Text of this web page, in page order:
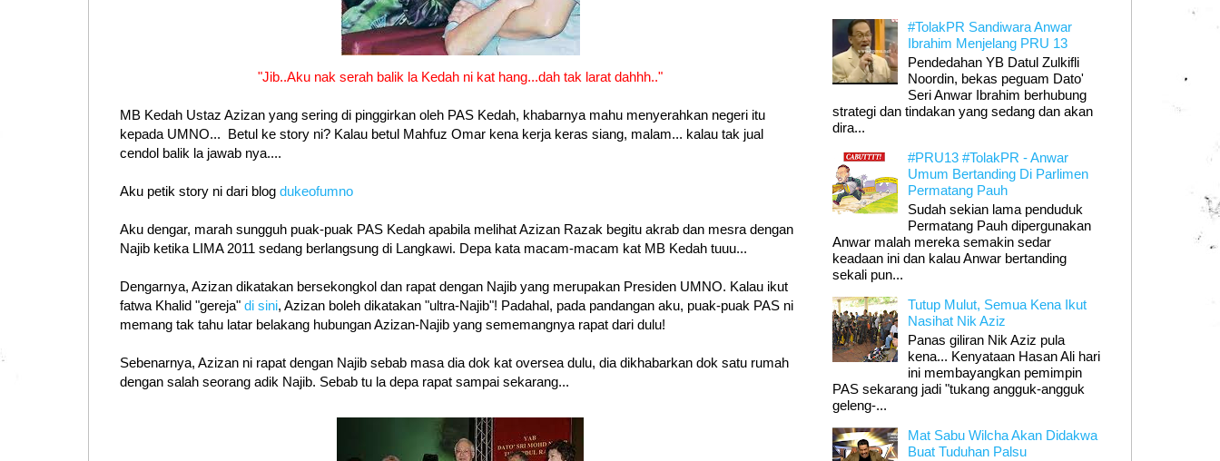
"Jib..Aku nak serah balik la Kedah ni kat hang...dah tak larat dahhh.."
MB Kedah Ustaz Azizan yang sering di pinggirkan oleh PAS Kedah, khabarnya mahu menyerahkan negeri itu
kepada UMNO... Betul ke story ni? Kalau betul Mahfuz Omar kena kerja keras siang, malam... kalau tak jual
cendol balik la jawab nya....
Aku petik story ni dari blog dukeofumno
Aku dengar, marah sungguh puak-puak PAS Kedah apabila melihat Azizan Razak begitu akrab dan mesra dengan
Najib ketika LIMA 2011 sedang berlangsung di Langkawi. Depa kata macam-macam kat MB Kedah tuuu...
Dengarnya, Azizan dikatakan bersekongkol dan rapat dengan Najib yang merupakan Presiden UMNO. Kalau ikut
fatwa Khalid "gereja" di sini, Azizan boleh dikatakan "ultra-Najib"! Padahal, pada pandangan aku, puak-puak PAS ni
memang tak tahu latar belakang hubungan Azizan-Najib yang sememangnya rapat dari dulu!
Sebenarnya, Azizan ni rapat dengan Najib sebab masa dia dok kat oversea dulu, dia dikhabarkan dok satu rumah
dengan salah seorang adik Najib. Sebab tu la depa rapat sampai sekarang...
#TolakPR Sandiwara Anwar
Ibrahim Menjelang PRU 13
Pendedahan YB Datul Zulkifli
Noordin, bekas peguam Dato'
Seri Anwar Ibrahim berhubung
strategi dan tindakan yang sedang dan akan
dira...
#PRU13 #TolakPR - Anwar
Umum Bertanding Di Parlimen
Permatang Pauh
Sudah sekian lama penduduk
Permatang Pauh dipergunakan
Anwar malah mereka semakin sedar
keadaan ini dan kalau Anwar bertanding
sekali pun...
Tutup Mulut, Semua Kena Ikut
Nasihat Nik Aziz
Panas giliran Nik Aziz pula
kena... Kenyataan Hasan Ali hari
ini membayangkan pemimpin
PAS sekarang jadi "tukang angguk-angguk
geleng-...
Mat Sabu Wilcha Akan Didakwa
Buat Tuduhan Palsu